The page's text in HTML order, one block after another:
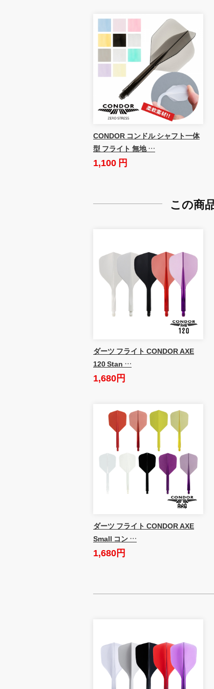
CONDOR コンドル シャフト一体
型 フライト 無地 …
1,100 円
この商
ダーツ フライト CONDOR AXE
120 Stan …
1,680円
ダーツ フライト CONDOR AXE
Small コン …
1,680円